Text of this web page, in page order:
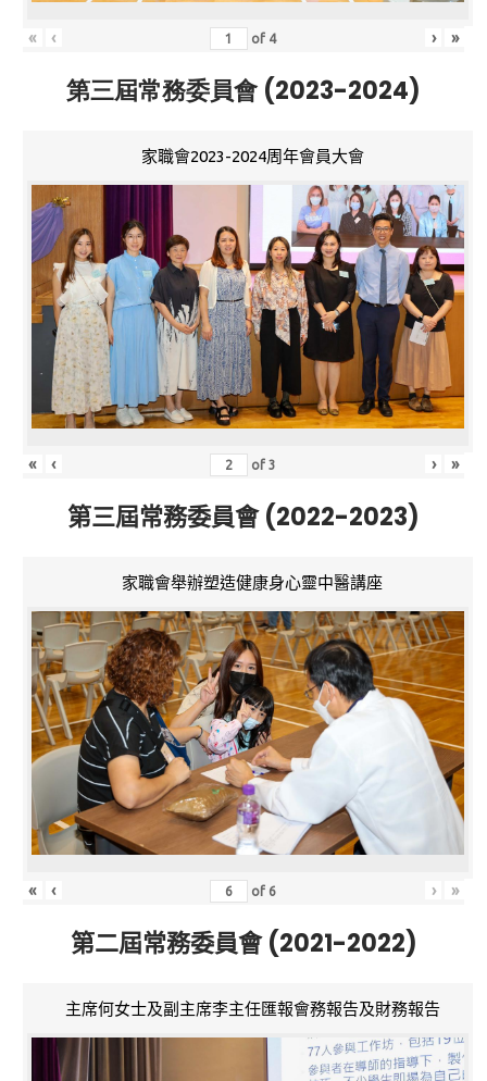
« ‹ of 4 › »
第三屆常務委員會 (2023-2024)
家職會2023-2024周年會員大會
« ‹ of3 › »
第三屆常務委員會 (2022-2023)
家職會舉辦塑造健康身心靈中醫講座
« ‹ of 6 › »
第二屆常務委員會 (2021-2022)
主席何女士及副主席李主任匯報會務報告及財務報告